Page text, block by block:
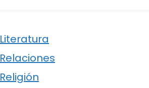
Literatura
Relaciones
Religión